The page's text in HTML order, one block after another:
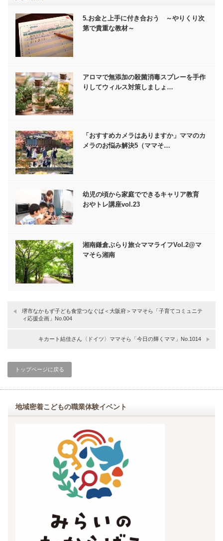
5.お金と上手に付き合おう ～やりくり次
第で貴重な教材～
アロマで無添加の殺菌消毒スプレーを手作
りしてウィルス対策しましょ…
「おすすめカメラはありますか」ママのカ
メラのお悩み解決5（ママそ…
幼児の頃から家庭でできるキャリア教育
おやトレ講座vol.23
湘南鎌倉ぶらり旅☆ママライフVol.2@マ
マそら湘南
堺市なかもず子ども食堂つなぐば＜大阪府＞ママそら「子育てコミュニテ
ィ応援企画」No.004
キカート結佳さん〈ドイツ〉ママそら「今日の輝くママ」No.1014
トップページに戻る
地域密着こどもの職業体験イベント